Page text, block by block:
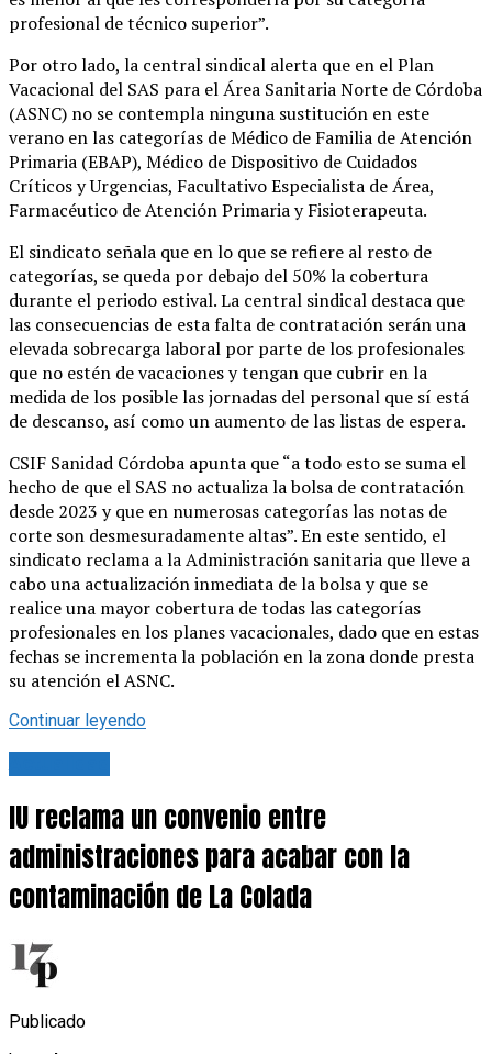
profesional de técnico superior”.
Por otro lado, la central sindical alerta que en el Plan
Vacacional del SAS para el Área Sanitaria Norte de Córdoba
(ASNC) no se contempla ninguna sustitución en este
verano en las categorías de Médico de Familia de Atención
Primaria (EBAP), Médico de Dispositivo de Cuidados
Críticos y Urgencias, Facultativo Especialista de Área,
Farmacéutico de Atención Primaria y Fisioterapeuta.
El sindicato señala que en lo que se refiere al resto de
categorías, se queda por debajo del 50% la cobertura
durante el periodo estival. La central sindical destaca que
las consecuencias de esta falta de contratación serán una
elevada sobrecarga laboral por parte de los profesionales
que no estén de vacaciones y tengan que cubrir en la
medida de los posible las jornadas del personal que sí está
de descanso, así como un aumento de las listas de espera.
CSIF Sanidad Córdoba apunta que “a todo esto se suma el
hecho de que el SAS no actualiza la bolsa de contratación
desde 2023 y que en numerosas categorías las notas de
corte son desmesuradamente altas”. En este sentido, el
sindicato reclama a la Administración sanitaria que lleve a
cabo una actualización inmediata de la bolsa y que se
realice una mayor cobertura de todas las categorías
profesionales en los planes vacacionales, dado que en estas
fechas se incrementa la población en la zona donde presta
su atención el ASNC.
Continuar leyendo
IU reclama un convenio entre
administraciones para acabar con la
contaminación de La Colada
Publicado